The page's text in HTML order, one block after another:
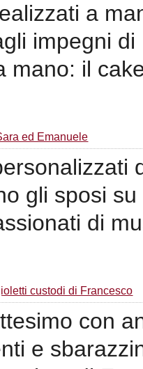
a
impegni
mano: il
ed Emanuele
gli sposi
di
custodi di Francesco
con
e